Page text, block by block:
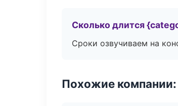
Сколько длится
Сроки озвучиваем на
Похожие компании: